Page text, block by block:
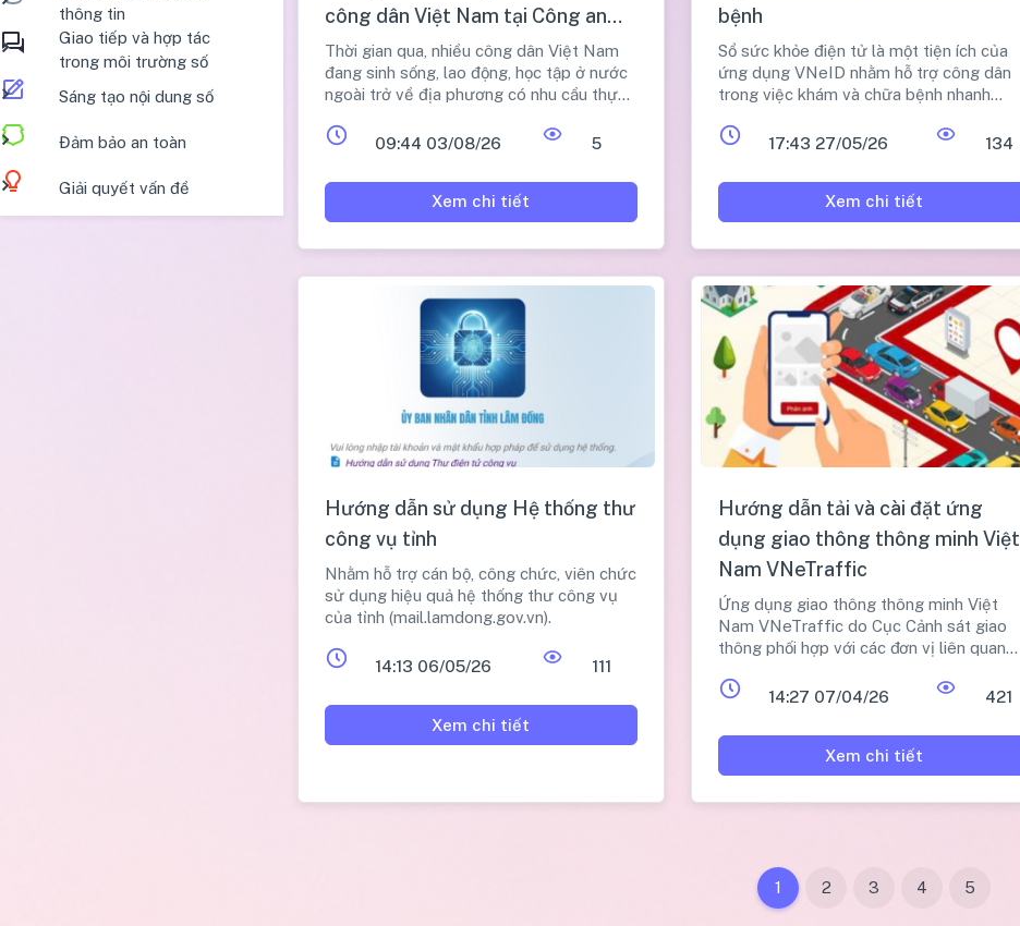
thông tin
Giao tiếp và hợp tác
trong môi trường số
Sáng tạo nội dung số
Đảm bảo an toàn
Giải quyết vấn đề
công dân Việt Nam tại Công an
cấp xã
Thời gian qua, nhiều công dân Việt Nam
đang sinh sống, lao động, học tập ở nước
ngoài trở về địa phương có nhu cầu thực
căn cước, đăng ký cư trú và một số thủ
09:44 03/08/26 5
Xem chi tiết
bệnh
Sổ sức khỏe điện tử là một tiện ích của
ứng dụng VNeID nhằm hỗ trợ công dân
trong việc khám và chữa bệnh nhanh
17:43 27/05/26
134
Xem chi tiết
Hướng dẫn sử dụng Hệ thống thư
công vụ tỉnh
Nhằm hỗ trợ cán bộ, công chức, viên chức
sử dụng hiệu quả hệ thống thư công vụ
của tỉnh (mail.lamdong.gov.vn).
14:13 06/05/26 111
Xem chi tiết
Hướng dẫn tải và cài đặt ứng
dụng giao thông thông minh Việt
Nam VNeTraffic
Ứng dụng giao thông thông minh Việt
Nam VNeTraffic do Cục Cảnh sát giao
thông phối hợp với các đơn vị liên quan
khi tham gia giao thông.
14:27 07/04/26 421
Xem chi tiết
1 2 3 4 5